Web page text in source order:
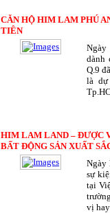
CĂN HỘ HIM LAM PHÚ
TIÊN
Ngày
dành
Q.9
là dự
HIM LAM LAND – ĐƯỢC
BẤT ĐỘNG SẢN XUẤT
Ngày
sự
tại
vị